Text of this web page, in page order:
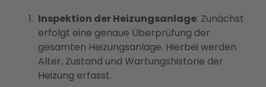
Inspektion der Heizungsanlage: Zunächst
erfolgt eine genaue Überprüfung der
gesamten Heizungsanlage. Hierbei werden
Alter, Zustand und Wartungshistorie der
Heizung erfasst.